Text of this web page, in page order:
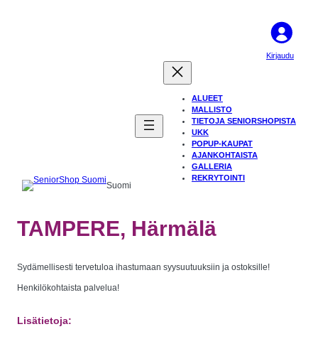
Suomi
Kirjaudu
ALUEET
MALLISTO
TIETOJA SENIORSHOPISTA
UKK
POPUP-KAUPAT
AJANKOHTAISTA
GALLERIA
REKRYTOINTI
TAMPERE, Härmälä
Sydämellisesti tervetuloa ihastumaan syysuutuuksiin ja ostoksille!
Henkilökohtaista palvelua!
Lisätietoja: